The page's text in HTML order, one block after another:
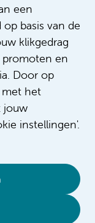
een
basis van de
klikgedrag
en
Door op
met het
jouw
instellingen'.